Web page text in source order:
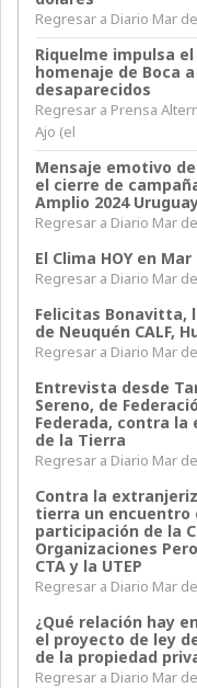
Regresar a Diario Mar
Riquelme impulsa
homenaje de Boca
desaparecidos
Regresar a Prensa
Ajo (el
Mensaje emotivo
el cierre de
Amplio 2024
Regresar a Diario Mar
El Clima HOY en
Regresar a Diario Mar
Felicitas Bonavitta,
de Neuquén CALF,
Regresar a Diario Mar
Entrevista desde
Sereno, de
Federada, contra
de la Tierra
Regresar a Diario Mar
Contra la
tierra un encuentro
participación de la
Organizaciones
CTA y la UTEP
Regresar a Diario Mar
¿Qué relación hay
el proyecto de ley
de la propiedad
Regresar a Diario Mar